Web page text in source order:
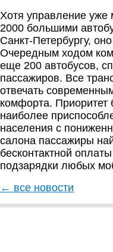
Хотя управление уже
2000 большими
Санкт-Петербургу,
Очередным ходом
еще 200 автобусов,
пассажиров. Все
отвечать
комфорта. Приоритет
наиболее
населения с
салона пассажиры
бесконтактной
подзарядки любых
← все новости